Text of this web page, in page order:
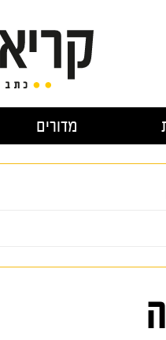
מדורים